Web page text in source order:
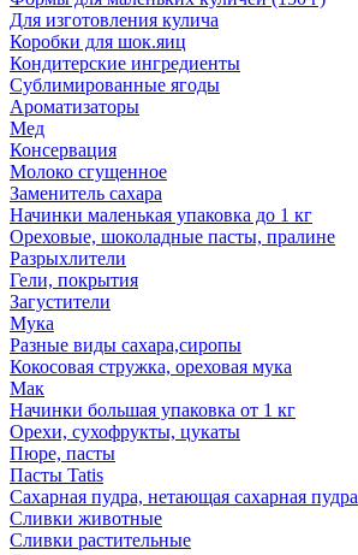
Для изготовления кулича
Коробки для шок.яиц
Кондитерские ингредиенты
Сублимированные ягоды
Ароматизаторы
Мед
Консервация
Молоко сгущенное
Заменитель сахара
Начинки маленькая упаковка до 1 кг
Ореховые, шоколадные пасты, пралине
Разрыхлители
Гели, покрытия
Загустители
Мука
Разные виды сахара,сиропы
Кокосовая стружка, ореховая мука
Мак
Начинки большая упаковка от 1 кг
Орехи, сухофрукты, цукаты
Пюре, пасты
Пасты Tatis
Сахарная пудра, нетающая сахарная пудра
Сливки животные
Сливки растительные